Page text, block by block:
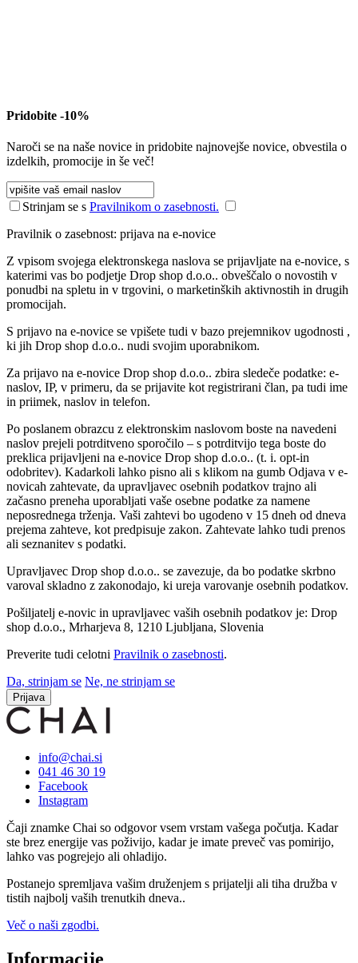
Pridobite -10%
Naroči se na naše novice in pridobite najnovejše novice, obvestila o
izdelkih, promocije in še več!
Strinjam se s Pravilnikom o zasebnosti.
Pravilnik o zasebnost: prijava na e-novice
Z vpisom svojega elektronskega naslova se prijavljate na e-novice, s
katerimi vas bo podjetje Drop shop d.o.o.. obveščalo o novostih v
ponudbi na spletu in v trgovini, o marketinških aktivnostih in drugih
promocijah.
S prijavo na e-novice se vpišete tudi v bazo prejemnikov ugodnosti ,
ki jih Drop shop d.o.o.. nudi svojim uporabnikom.
Za prijavo na e-novice Drop shop d.o.o.. zbira sledeče podatke: e-
naslov, IP, v primeru, da se prijavite kot registrirani član, pa tudi ime
in priimek, naslov in telefon.
Po poslanem obrazcu z elektronskim naslovom boste na navedeni
naslov prejeli potrditveno sporočilo – s potrditvijo tega boste do
preklica prijavljeni na e-novice Drop shop d.o.o.. (t. i. opt-in
odobritev). Kadarkoli lahko pisno ali s klikom na gumb Odjava v e-
novicah zahtevate, da upravljavec osebnih podatkov trajno ali
začasno preneha uporabljati vaše osebne podatke za namene
neposrednega trženja. Vaši zahtevi bo ugodeno v 15 dneh od dneva
prejema zahteve, kot predpisuje zakon. Zahtevate lahko tudi prenos
ali seznanitev s podatki.
Upravljavec Drop shop d.o.o.. se zavezuje, da bo podatke skrbno
varoval skladno z zakonodajo, ki ureja varovanje osebnih podatkov.
Pošiljatelj e-novic in upravljavec vaših osebnih podatkov je: Drop
shop d.o.o., Mrharjeva 8, 1210 Ljubljana, Slovenia
Preverite tudi celotni Pravilnik o zasebnosti.
Da, strinjam se Ne, ne strinjam se
Prijava
info@chai.si
041 46 30 19
Facebook
Instagram
Čaji znamke Chai so odgovor vsem vrstam vašega počutja. Kadar
ste brez energije vas poživijo, kadar je imate preveč vas pomirijo,
lahko vas pogrejejo ali ohladijo.
Postanejo spremljava vašim druženjem s prijatelji ali tiha družba v
tistih najbolj vaših trenutkih dneva..
Več o naši zgodbi.